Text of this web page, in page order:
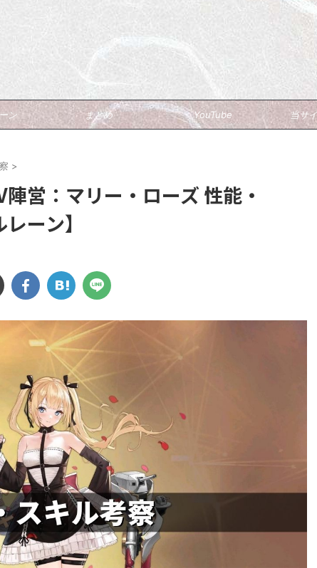
ン まとめ YouTube 当サ
>
陣営：マリー・ローズ 性能・
ーン】